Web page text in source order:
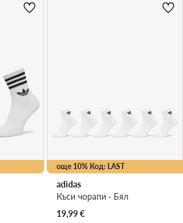
още 10% Код: LAST
adidas
Къси чорапи · Бял
19,99€